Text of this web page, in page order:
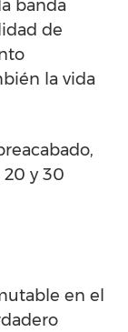
banda
de
la vida
y 30
en el